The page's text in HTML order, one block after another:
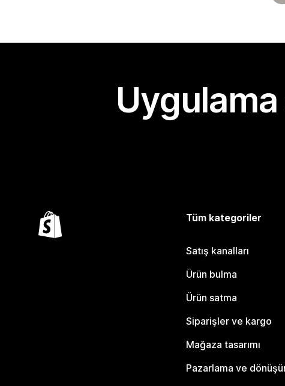
Tüm kategoriler
Satış kanalları
Ürün bulma
Ürün satma
Siparişler ve kargo
Mağaza tasarımı
Pazarlama ve